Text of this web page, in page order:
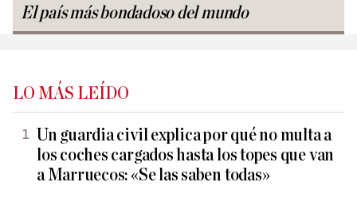
El país más bondadoso del mundo
LO MÁS LEÍDO
Un guardia civil explica por qué no multa a
los coches cargados hasta los topes que van
a Marruecos: «Se las saben todas»